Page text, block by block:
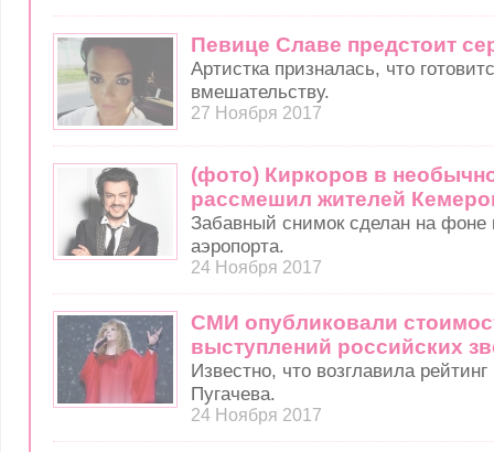
Певице Славе предстоит
Артистка призналась, что
вмешательству.
27 Ноября 2017
(фото) Киркоров в
рассмешил жителей
Забавный снимок сделан на фоне
аэропорта.
24 Ноября 2017
СМИ опубликовали
выступлений российских
Известно, что возглавила
Пугачева.
24 Ноября 2017